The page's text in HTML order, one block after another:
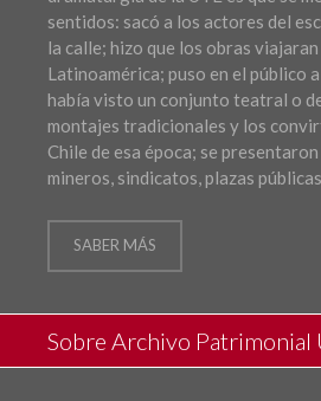
sentidos: sacó a los actores del
la calle; hizo que los obras
Latinoamérica; puso en el público
había visto un conjunto teatral o
montajes tradicionales y los
Chile de esa época; se
mineros, sindicatos, plazas
SABER MÁS
Sobre Archivo Patrimonial